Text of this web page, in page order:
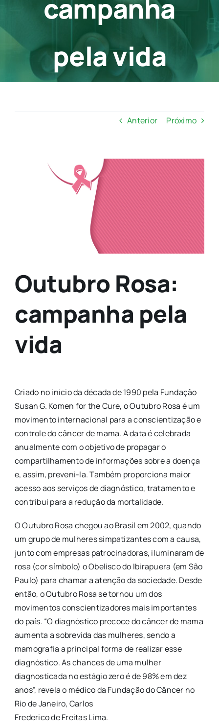
Contatocampanha
pela vida
Anterior Próximo
Outubro Rosa:
campanha pela
vida
Criado no início da década de 1990 pela Fundação
Susan G. Komen for the Cure, o Outubro Rosa é um
movimento internacional para a conscientização e
controle do câncer de mama. A data é celebrada
anualmente com o objetivo de propagar o
compartilhamento de informações sobre a doença
e, assim, preveni-la. Também proporciona maior
acesso aos serviços de diagnóstico, tratamento e
contribui para a redução da mortalidade.
O Outubro Rosa chegou ao Brasil em 2002, quando
um grupo de mulheres simpatizantes com a causa,
junto com empresas patrocinadoras, iluminaram de
rosa (cor símbolo) o Obelisco do Ibirapuera (em São
Paulo) para chamar a atenção da sociedade. Desde
então, o Outubro Rosa se tornou um dos
movimentos conscientizadores mais importantes
do país. “O diagnóstico precoce do câncer de mama
aumenta a sobrevida das mulheres, sendo a
mamografia a principal forma de realizar esse
diagnóstico. As chances de uma mulher
diagnosticada no estágio zero é de 98% em dez
anos”, revela o médico da Fundação do Câncer no
Rio de Janeiro, Carlos
Frederico de Freitas Lima.